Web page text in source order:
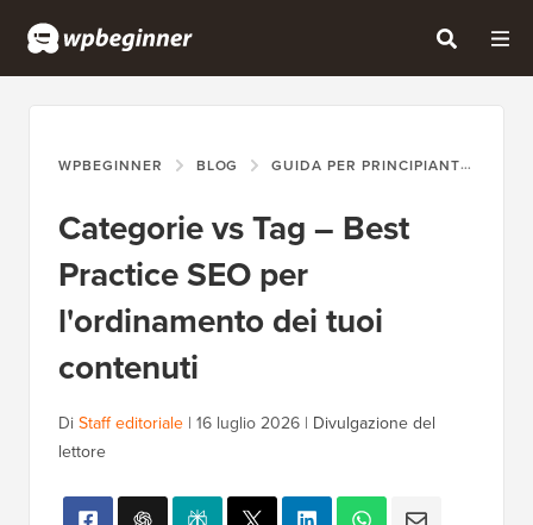
WPBEGINNER BLOG GUIDA PER PRINCIPIANTI
Categorie vs Tag – Best
Practice SEO per
l'ordinamento dei tuoi
contenuti
DiStaff editoriale | 16 luglio 2026 | Divulgazione del
lettore